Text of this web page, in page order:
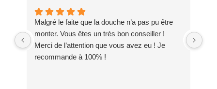
Malgré le faite que la douche n’a pas pu être
monter. Vous êtes un très bon conseiller !
Merci de l’attention que vous avez eu ! Je
recommande à 100% !